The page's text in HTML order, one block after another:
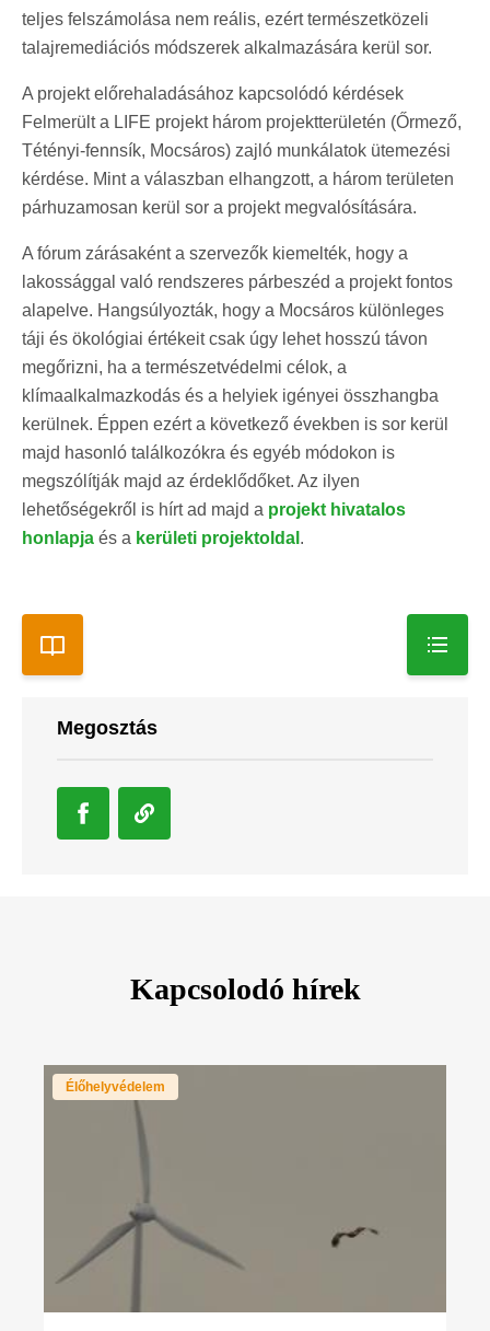
teljes felszámolása nem reális, ezért természetközeli
talajremediációs módszerek alkalmazására kerül sor.
A projekt előrehaladásához kapcsolódó kérdések
Felmerült a LIFE projekt három projektterületén (Őrmező,
Tétényi-fennsík, Mocsáros) zajló munkálatok ütemezési
kérdése. Mint a válaszban elhangzott, a három területen
párhuzamosan kerül sor a projekt megvalósítására.
A fórum zárásaként a szervezők kiemelték, hogy a
lakossággal való rendszeres párbeszéd a projekt fontos
alapelve. Hangsúlyozták, hogy a Mocsáros különleges
táji és ökológiai értékeit csak úgy lehet hosszú távon
megőrizni, ha a természetvédelmi célok, a
klímaalkalmazkodás és a helyiek igényei összhangba
kerülnek. Éppen ezért a következő években is sor kerül
majd hasonló találkozókra és egyéb módokon is
megszólítják majd az érdeklődőket. Az ilyen
lehetőségekről is hírt ad majd a projekt hivatalos
honlapja és a kerületi projektoldal .
Megosztás
Kapcsolodó hírek
Élőhelyvédelem